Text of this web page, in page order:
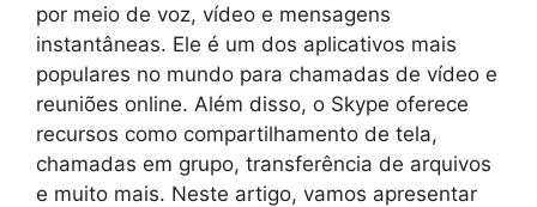
por meio de voz, vídeo e mensagens
instantâneas. Ele é um dos aplicativos mais
populares no mundo para chamadas de vídeo e
reuniões online. Além disso, o Skype oferece
recursos como compartilhamento de tela,
chamadas em grupo, transferência de arquivos
e muito mais. Neste artigo, vamos apresentar